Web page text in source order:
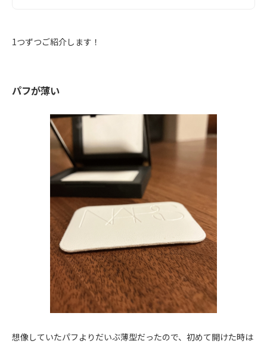
1つずつご紹介します！
パフが薄い
想像していたパフよりだいぶ薄型だったので、初めて開けた時は